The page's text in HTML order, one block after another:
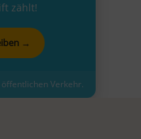
zählt!
→
Verkehr.